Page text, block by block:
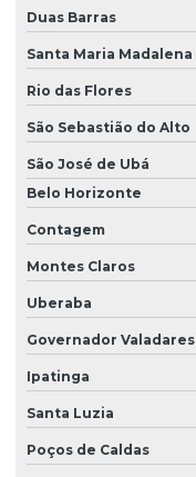
Duas Barras
Santa Maria Madalena
Rio das Flores
São Sebastião do Alto
São José de Ubá
Belo Horizonte
Contagem
Montes Claros
Uberaba
Governador Valadares
Ipatinga
Santa Luzia
Poços de Caldas